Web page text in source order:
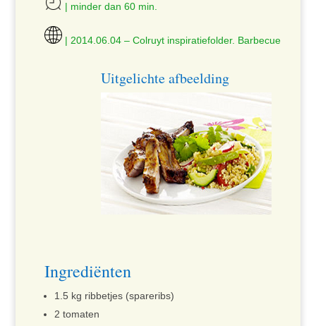
| minder dan 60 min.
| 2014.06.04 – Colruyt inspiratiefolder. Barbecue
Uitgelichte afbeelding
Ingrediënten
1.5 kg ribbetjes (spareribs)
2 tomaten